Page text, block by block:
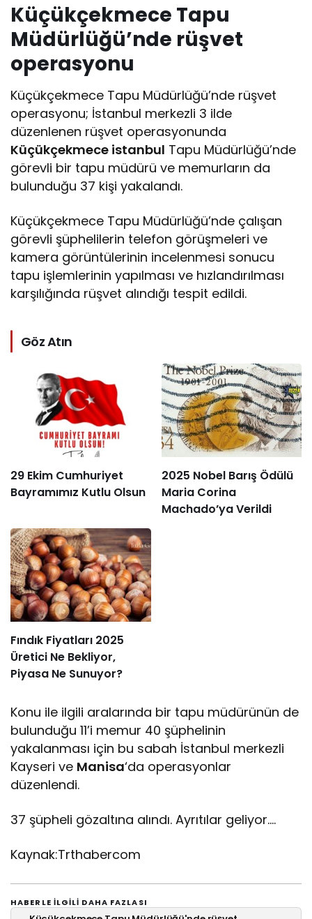
Küçükçekmece Tapu
Müdürlüğü’nde rüşvet
operasyonu
Küçükçekmece Tapu Müdürlüğü’nde rüşvet
operasyonu; İstanbul merkezli 3 ilde
düzenlenen rüşvet operasyonunda
Küçükçekmece istanbul Tapu Müdürlüğü’nde
görevli bir tapu müdürü ve memurların da
bulunduğu 37 kişi yakalandı.
Küçükçekmece Tapu Müdürlüğü’nde çalışan
görevli şüphelilerin telefon görüşmeleri ve
kamera görüntülerinin incelenmesi sonucu
tapu işlemlerinin yapılması ve hızlandırılması
karşılığında rüşvet alındığı tespit edildi.
Göz Atın
29 Ekim Cumhuriyet
Bayramımız Kutlu Olsun
2025 Nobel Barış Ödülü
Maria Corina
Machado’ya Verildi
Fındık Fiyatları 2025
Üretici Ne Bekliyor,
Piyasa Ne Sunuyor?
Konu ile ilgili aralarında bir tapu müdürünün de
bulunduğu 11’i memur 40 şüphelinin
yakalanması için bu sabah İstanbul merkezli
Kayseri ve Manisa‘da operasyonlar
düzenlendi.
37 şüpheli gözaltına alındı. Ayrıtılar geliyor….
Kaynak:Trthabercom
HABERLE ILGILI DAHA FAZLASI